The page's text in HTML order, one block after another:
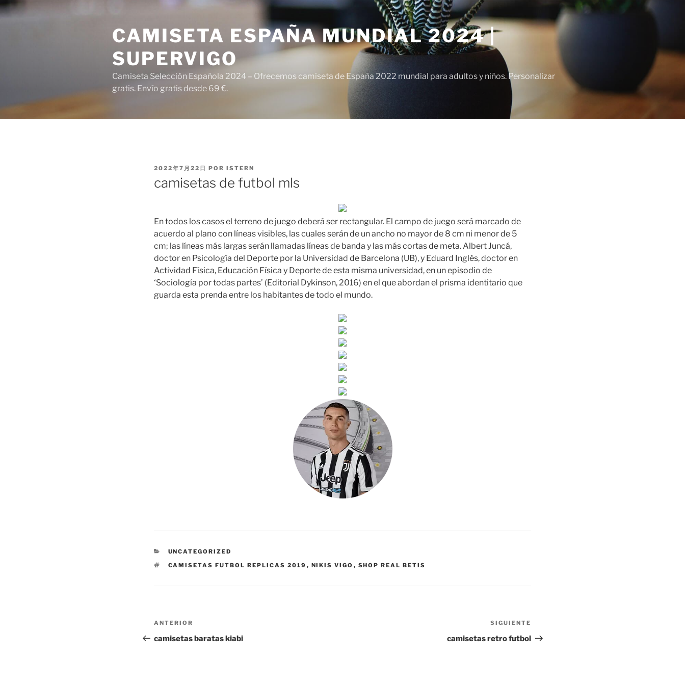
Saltar
al
CAMISETA ESPAÑA MUNDIAL 2024 |
SUPERVIGO
Camiseta Selección Española 2024 – Ofrecemos camiseta de España 2022 mundial para adultos y niños. Personalizar
gratis. Envío gratis desde 69 €.
PUBLICADO
2022年7月22日 POR ISTERN
camisetas de futbol mls
En todos los casos el terreno de juego deberá ser rectangular. El campo de juego será marcado de
acuerdo al plano con líneas visibles, las cuales serán de un ancho no mayor de 8 cm ni menor de 5
cm; las líneas más largas serán llamadas líneas de banda y las más cortas de meta. Albert Juncá,
doctor en Psicología del Deporte por la Universidad de Barcelona (UB), y Eduard Inglés, doctor en
Actividad Física, Educación Física y Deporte de esta misma universidad, en un episodio de
‘Sociología por todas partes’ (Editorial Dykinson, 2016) en el que abordan el prisma identitario que
guarda esta prenda entre los habitantes de todo el mundo.
CATEGORÍAS
UNCATEGORIZED
ETIQUETAS
CAMISETAS FUTBOL REPLICAS 2019 , NIKIS VIGO , SHOP REAL BETIS
Navegación
de
Entrada
anterior:
ANTERIOR
camisetas baratas kiabi
entrada
SIGUIENTE
camisetas retro futbol